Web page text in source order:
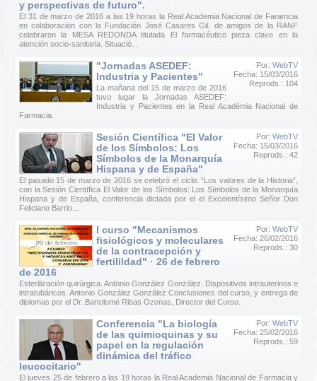
y perspectivas de futuro".
El 31 de marzo de 2016 a las 19 horas la Real Academia Nacional de Faramcia
en colaboración con la Fundación José Casares Gil, de amigos de la RANF
celebraron la MESA REDONDA titulada El farmacéutico pieza clave en la
atención socio-sanitaria. Situació...
Por: WebTV
Fecha: 15/03/2016
Reprods.: 104
"Jornadas ASEDEF:
Industria y Pacientes"
La mañana del 15 de marzo de 2016
tuvo lugar la Jornadas ASEDEF:
Industria y Pacientes en la Real Académia Nacional de
Farmacia.
Por: WebTV
Fecha: 15/03/2016
Reprods.: 42
Sesión Científica "El Valor
de los Símbolos: Los
Símbolos de la Monarquía
Hispana y de España"
El pasado 15 de marzo de 2016 se celebró el ciclo: “Los valores de la Historia”,
con la Sesión Científica El Valor de los Símbolos: Los Símbolos de la Monarquía
Hispana y de España, conferencia dictada por el el Excelentísimo Señor Don
Feliciano Barrio...
Por: WebTV
Fecha: 26/02/2016
Reprods.: 30
I curso "Mecanismos
fisiológicos y moleculares
de la contracepción y
fertilildad" · 26 de febrero
de 2016
Esterilización quirúrgica. Antonio González González. Dispositivos intrauterinos e
intratubáricos. Antonio González González Conclusiones del curso, y entrega de
diplomas por el Dr. Bartolomé Ribas Ozonas, Director del Curso.
Por: WebTV
Fecha: 25/02/2016
Reprods.: 59
Conferencia "La biología
de las quimioquinas y su
papel en la regulación
dinámica del tráfico
leucocitario"
El jueves 25 de febrero a las 19 horas la Real Academia Nacional de Farmacia y